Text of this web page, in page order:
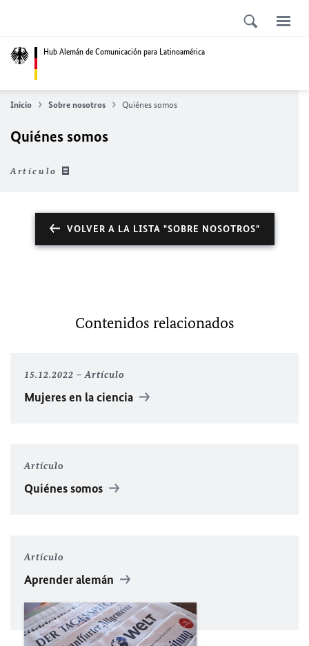
Hub Alemán de Comunicación para Latinoamérica
Inicio Sobre nosotros Quiénes somos
Quiénes somos
Artículo
VOLVER A LA LISTA "SOBRE NOSOTROS"
Contenidos relacionados
15.12.2022 Artículo
Mujeres en la ciencia
Artículo
Quiénes somos
Artículo
Aprender alemán